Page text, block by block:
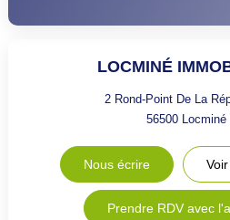
LOCMINÉ
2 Rond-Point De La
56500 Locminé
Nous écrire
Prendre RDV avec